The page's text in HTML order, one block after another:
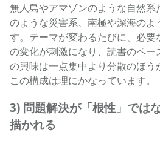
無人島やアマゾンのような自然
のような災害系、南極や深海のよ
す。テーマが変わるたびに、必
の変化が刺激になり、読書のペー
の興味は一点集中より分散のほう
この構成は理にかなっています。
3) 問題解決が「根性」では
描かれる